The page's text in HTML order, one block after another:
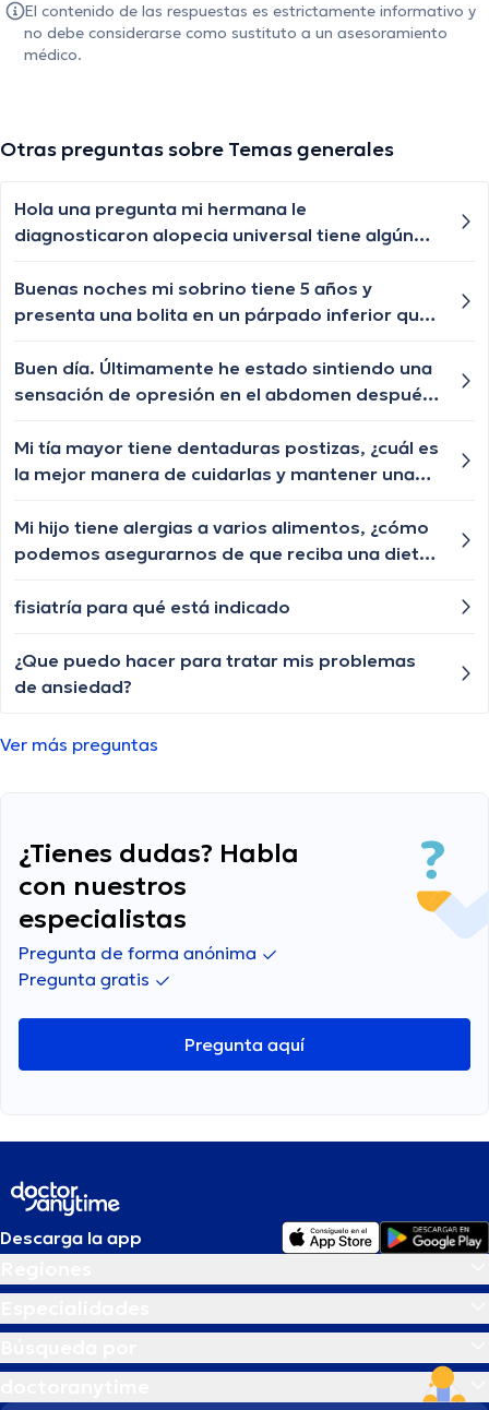
El contenido de las respuestas es estrictamente informativo y
no debe considerarse como sustituto a un asesoramiento
médico.
Otras preguntas sobre Temas generales
Hola una pregunta mi hermana le
diagnosticaron alopecia universal tiene algún
las cejas y pestañas , aunque ya le están
creciendo de a poquito pero lento y chiquititos
pestañas igual algún tratamiento q le ayude a
crecer o esa enfermedad ya no tiene
Buenas noches mi sobrino tiene 5 años y
presenta una bolita en un párpado inferior que
vuelve aparecer, qué especialista nos puede
ayudar?
Buen día. Últimamente he estado sintiendo una
sensación de opresión en el abdomen después
Mi tía mayor tiene dentaduras postizas, ¿cuál es
la mejor manera de cuidarlas y mantener una
Mi hijo tiene alergias a varios alimentos, ¿cómo
podemos asegurarnos de que reciba una dieta
fisiatría para qué está indicado
¿Que puedo hacer para tratar mis problemas
de ansiedad?
Ver más preguntas
¿Tienes dudas? Habla
con nuestros
especialistas
Pregunta de forma anónima
Pregunta gratis
Pregunta aquí
Descarga la app